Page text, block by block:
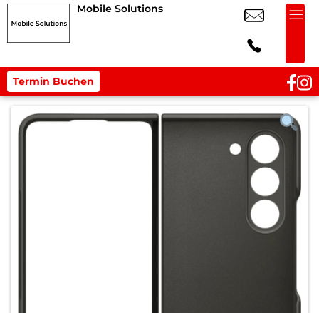
Mobile Solutions
Termin Buchen